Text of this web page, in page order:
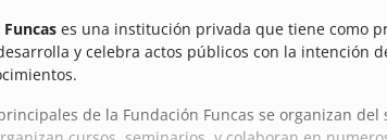
es una institución privada que tiene como
y celebra actos públicos con la
de la Fundación Funcas se organizan